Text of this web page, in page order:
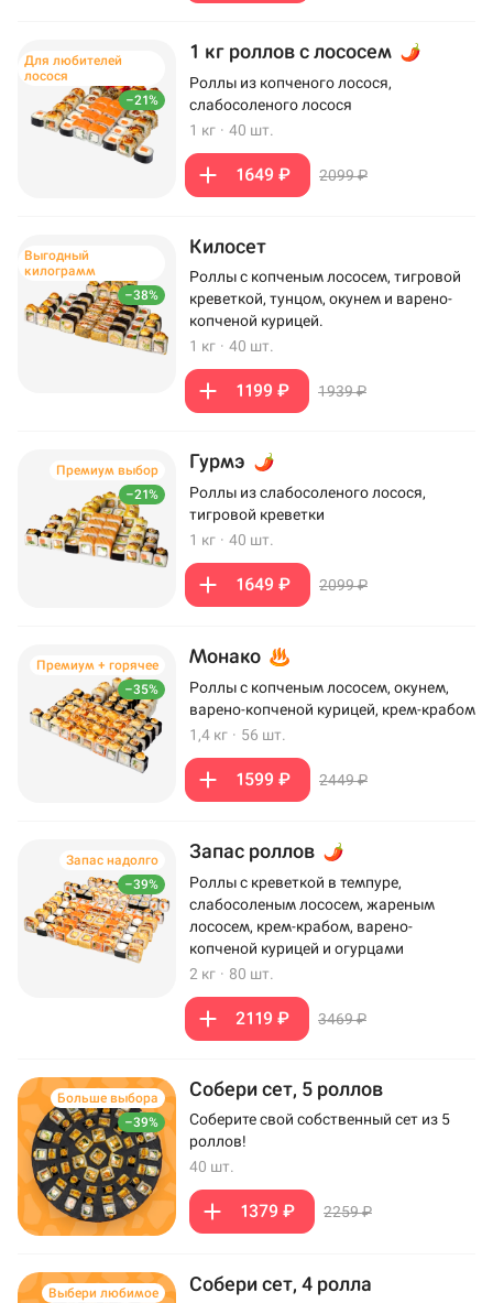
–21%
Для любителей
лосося
1 кг роллов с лососем
Роллы из копченого лосося,
слабосоленого лосося
1 кг · 40 шт.
1649 ₽ 2099 ₽
–38%
Выгодный
килограмм
Килосет
Роллы с копченым лососем, тигровой
креветкой, тунцом, окунем и варено-
копченой курицей.
1 кг · 40 шт.
1199 ₽ 1939 ₽
–21%
Премиум выбор Гурмэ
Роллы из слабосоленого лосося,
тигровой креветки
1 кг · 40 шт.
1649 ₽ 2099 ₽
–35%
Премиум + горячее Монако
Роллы с копченым лососем, окунем,
варено-копченой курицей, крем-крабом
1,4 кг · 56 шт.
1599 ₽ 2449 ₽
–39%
Запас надолго Запас роллов
Роллы с креветкой в темпуре,
слабосоленым лососем, жареным
лососем, крем-крабом, варено-
копченой курицей и огурцами
2 кг · 80 шт.
2119 ₽ 3469 ₽
–39%
Больше выбора Собери сет, 5 роллов
Соберите свой собственный сет из 5
роллов!
40 шт.
1379 ₽ 2259 ₽
Выбери любимое Собери сет, 4 ролла